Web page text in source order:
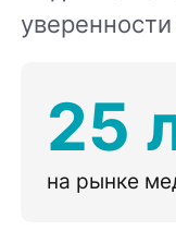
уверенности
25
на рынке